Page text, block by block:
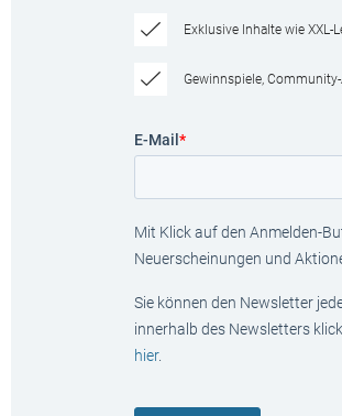
Exklusive Inhalte wie
Gewinnspiele,
E-Mail *
Mit Klick auf den Anmelden-
Neuerscheinungen und
Sie können den Newsletter
innerhalb des Newsletters
hier.